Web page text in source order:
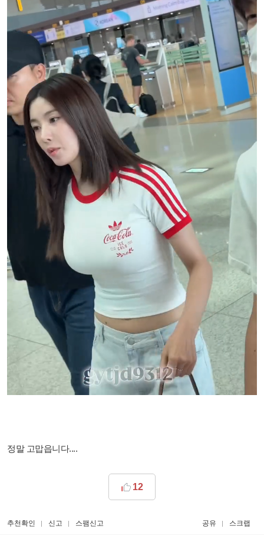
정말 고맙읍니다....
12
추천확인 신고 스팸신고 공유 스크랩